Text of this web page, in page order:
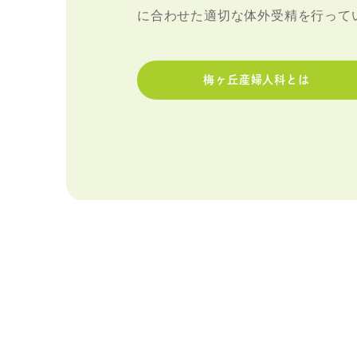
に合わせた適切な体外受精を行って
梅ヶ丘産婦人科とは